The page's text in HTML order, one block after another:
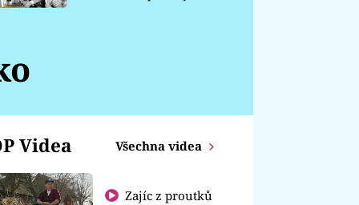
Videa Všechna videa
Zajíc z proutků